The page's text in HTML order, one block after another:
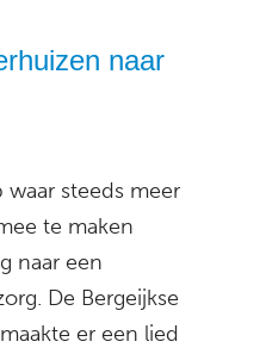
naar
steeds meer
te maken
naar een
De Bergeijkse
er een lied